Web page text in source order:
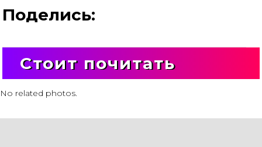
Поделись:
Стоит почитать
No related photos.